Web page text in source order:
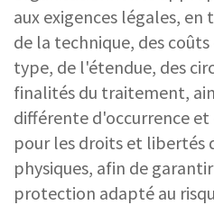
aux exigences légales,
de la technique, des
type, de l'étendue, des
finalités du traitement,
différente d'occurrence et
pour les droits et libertés
physiques, afin de
protection adapté au